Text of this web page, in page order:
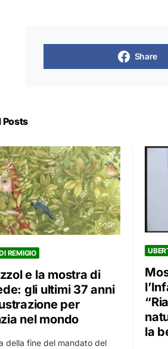
Share
Posts
REMIGIO
e la mostra di
gli ultimi 37 anni
per
nel mondo
della fine del mandato del
la